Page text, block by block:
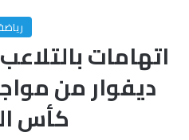
اتهامات
ديفوار من
كأس